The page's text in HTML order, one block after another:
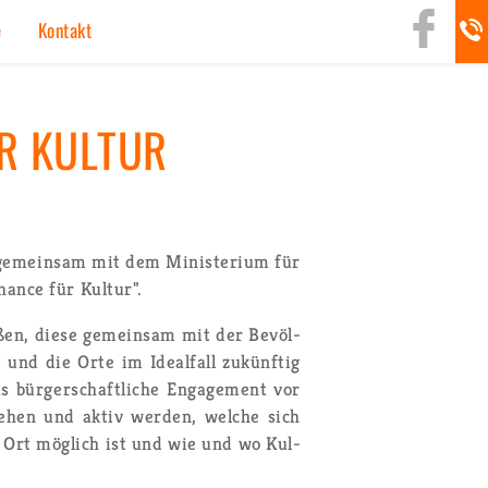
Kon­takt
KUL­TUR
mit dem Mi­nis­te­ri­um für
für Kul­tur".
diese ge­mein­sam mit der Be­völ­
und die Orte im Ide­al­fall zu­künf­tig
bür­ger­schaft­li­che En­ga­ge­ment vor
und aktiv wer­den, wel­che sich
Ort mög­lich ist und wie und wo Kul­